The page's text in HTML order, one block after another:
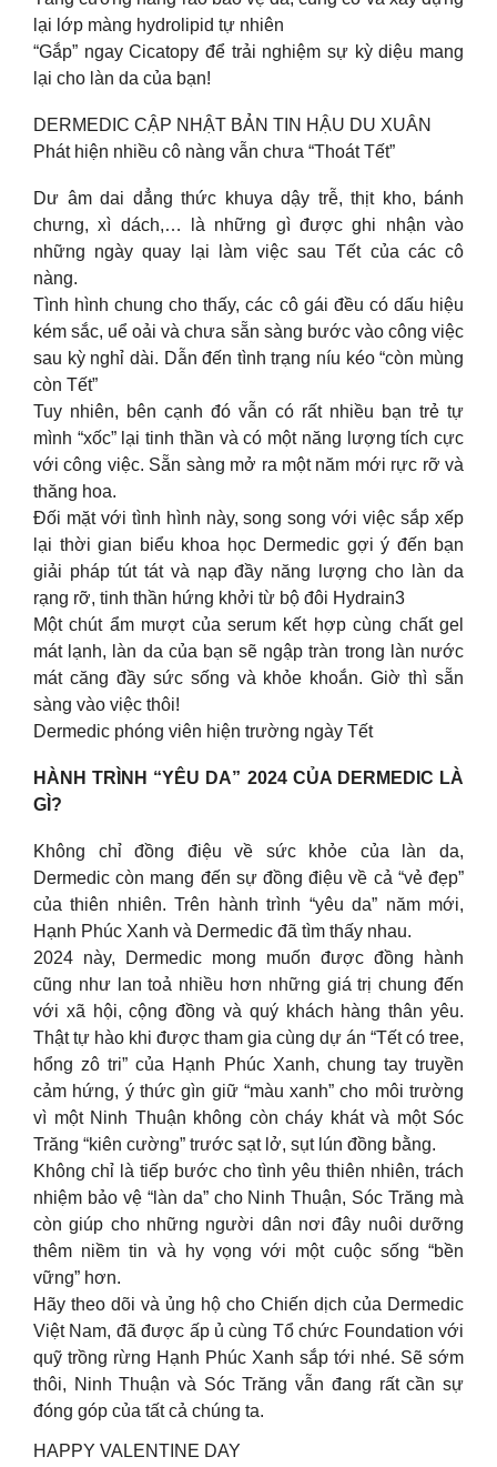
lại lớp màng hydrolipid tự nhiên
“Gắp” ngay Cicatopy để trải nghiệm sự kỳ diệu mang
lại cho làn da của bạn!
DERMEDIC CẬP NHẬT BẢN TIN HẬU DU XUÂN
Phát hiện nhiều cô nàng vẫn chưa “Thoát Tết”
Dư âm dai dẳng thức khuya dậy trễ, thịt kho, bánh
chưng, xì dách,… là những gì được ghi nhận vào
những ngày quay lại làm việc sau Tết của các cô
nàng.
Tình hình chung cho thấy, các cô gái đều có dấu hiệu
kém sắc, uể oải và chưa sẵn sàng bước vào công việc
sau kỳ nghỉ dài. Dẫn đến tình trạng níu kéo “còn mùng
còn Tết”
Tuy nhiên, bên cạnh đó vẫn có rất nhiều bạn trẻ tự
mình “xốc” lại tinh thần và có một năng lượng tích cực
với công việc. Sẵn sàng mở ra một năm mới rực rỡ và
thăng hoa.
Đối mặt với tình hình này, song song với việc sắp xếp
lại thời gian biểu khoa học Dermedic gợi ý đến bạn
giải pháp tút tát và nạp đầy năng lượng cho làn da
rạng rỡ, tinh thần hứng khởi từ bộ đôi Hydrain3
Một chút ẩm mượt của serum kết hợp cùng chất gel
mát lạnh, làn da của bạn sẽ ngập tràn trong làn nước
mát căng đầy sức sống và khỏe khoắn. Giờ thì sẵn
sàng vào việc thôi!
Dermedic phóng viên hiện trường ngày Tết
HÀNH TRÌNH “YÊU DA” 2024 CỦA DERMEDIC LÀ
GÌ?
Không chỉ đồng điệu về sức khỏe của làn da,
Dermedic còn mang đến sự đồng điệu về cả “vẻ đẹp”
của thiên nhiên. Trên hành trình “yêu da” năm mới,
Hạnh Phúc Xanh và Dermedic đã tìm thấy nhau.
2024 này, Dermedic mong muốn được đồng hành
cũng như lan toả nhiều hơn những giá trị chung đến
với xã hội, cộng đồng và quý khách hàng thân yêu.
Thật tự hào khi được tham gia cùng dự án “Tết có tree,
hổng zô tri” của Hạnh Phúc Xanh, chung tay truyền
cảm hứng, ý thức gìn giữ “màu xanh” cho môi trường
vì một Ninh Thuận không còn cháy khát và một Sóc
Trăng “kiên cường” trước sạt lở, sụt lún đồng bằng.
Không chỉ là tiếp bước cho tình yêu thiên nhiên, trách
nhiệm bảo vệ “làn da” cho Ninh Thuận, Sóc Trăng mà
còn giúp cho những người dân nơi đây nuôi dưỡng
thêm niềm tin và hy vọng với một cuộc sống “bền
vững” hơn.
Hãy theo dõi và ủng hộ cho Chiến dịch của Dermedic
Việt Nam, đã được ấp ủ cùng Tổ chức Foundation với
quỹ trồng rừng Hạnh Phúc Xanh sắp tới nhé. Sẽ sớm
thôi, Ninh Thuận và Sóc Trăng vẫn đang rất cần sự
đóng góp của tất cả chúng ta.
HAPPY VALENTINE DAY